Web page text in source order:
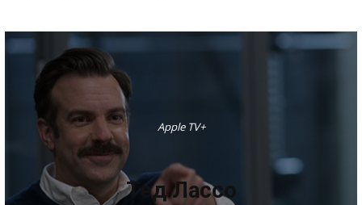
Apple TV+
Тед Лассо